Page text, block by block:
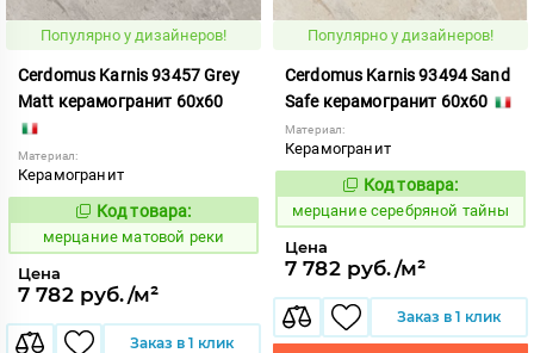
Популярно у дизайнеров!
Cerdomus Karnis 93457 Grey
Matt керамогранит 60x60
Материал:
Керамогранит
975454
Код товара:
мерцание матовой реки
Цена
7 782 руб./м²
Заказ в 1 клик
Популярно у дизайнеров!
Cerdomus Karnis 93494 Sand
Safe керамогранит 60x60
Материал:
Керамогранит
979476
Код товара:
мерцание серебряной тайны
Цена
7 782 руб./м²
Заказ в 1 клик